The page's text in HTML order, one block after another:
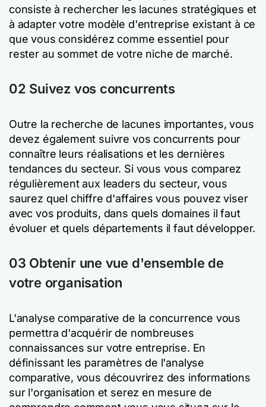
consiste à rechercher les lacunes stratégiques et
à adapter votre modèle d'entreprise existant à ce
que vous considérez comme essentiel pour
rester au sommet de votre niche de marché.
02 Suivez vos concurrents
Outre la recherche de lacunes importantes, vous
devez également suivre vos concurrents pour
connaître leurs réalisations et les dernières
tendances du secteur. Si vous vous comparez
régulièrement aux leaders du secteur, vous
saurez quel chiffre d'affaires vous pouvez viser
avec vos produits, dans quels domaines il faut
évoluer et quels départements il faut développer.
03 Obtenir une vue d'ensemble de
votre organisation
L'analyse comparative de la concurrence vous
permettra d'acquérir de nombreuses
connaissances sur votre entreprise. En
définissant les paramètres de l'analyse
comparative, vous découvrirez des informations
sur l'organisation et serez en mesure de